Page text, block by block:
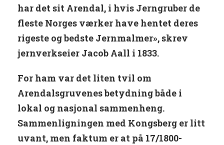
har det sit Arendal, i hvis Jerngruber de
fleste Norges værker have hentet deres
rigeste og bedste Jernmalmer», skrev
jernverkseier Jacob Aall i 1833.
For ham var det liten tvil om
Arendalsgruvenes betydning både i
lokal og nasjonal sammenheng.
Sammenligningen med Kongsberg er litt
uvant, men faktum er at på 17/1800-